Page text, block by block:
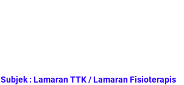
Subjek : Lamaran TTK / Lamaran Fisioterapis